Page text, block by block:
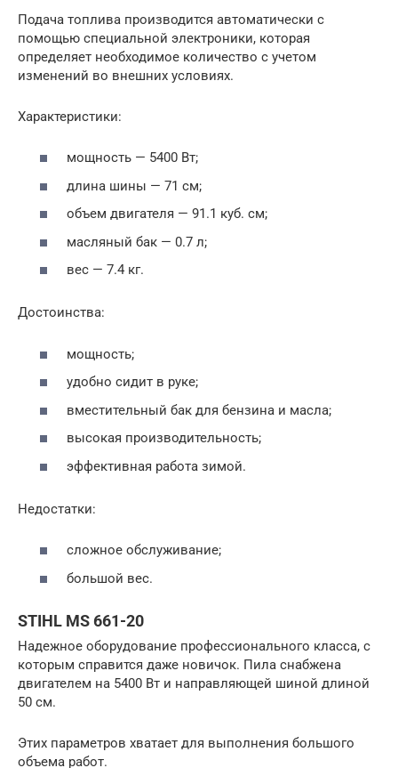
Подача топлива производится автоматически с
помощью специальной электроники, которая
определяет необходимое количество с учетом
изменений во внешних условиях.
Характеристики:
мощность — 5400 Вт;
длина шины — 71 см;
объем двигателя — 91.1 куб. см;
масляный бак — 0.7 л;
вес — 7.4 кг.
Достоинства:
мощность;
удобно сидит в руке;
вместительный бак для бензина и масла;
высокая производительность;
эффективная работа зимой.
Недостатки:
сложное обслуживание;
большой вес.
STIHL MS 661-20
Надежное оборудование профессионального класса, с
которым справится даже новичок. Пила снабжена
двигателем на 5400 Вт и направляющей шиной длиной
50 см.
Этих параметров хватает для выполнения большого
объема работ.